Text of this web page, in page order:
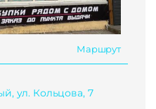
Маршрут
ул. Кольцова, 7